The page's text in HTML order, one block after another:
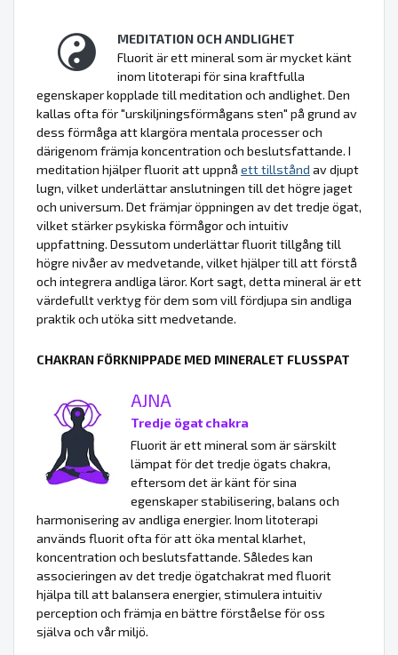
MEDITATION OCH ANDLIGHET
Fluorit är ett mineral som är mycket känt
inom litoterapi för sina kraftfulla
egenskaper kopplade till meditation och andlighet. Den
kallas ofta för "urskiljningsförmågans sten" på grund av
dess förmåga att klargöra mentala processer och
därigenom främja koncentration och beslutsfattande. I
meditation hjälper fluorit att uppnå ett tillstånd av djupt
lugn, vilket underlättar anslutningen till det högre jaget
och universum. Det främjar öppningen av det tredje ögat,
vilket stärker psykiska förmågor och intuitiv
uppfattning. Dessutom underlättar fluorit tillgång till
högre nivåer av medvetande, vilket hjälper till att förstå
och integrera andliga läror. Kort sagt, detta mineral är ett
värdefullt verktyg för dem som vill fördjupa sin andliga
praktik och utöka sitt medvetande.
CHAKRAN FÖRKNIPPADE MED MINERALET FLUSSPAT
AJNA
Tredje ögat chakra
Fluorit är ett mineral som är särskilt
lämpat för det tredje ögats chakra,
eftersom det är känt för sina
egenskaper stabilisering, balans och
harmonisering av andliga energier. Inom litoterapi
används fluorit ofta för att öka mental klarhet,
koncentration och beslutsfattande. Således kan
associeringen av det tredje ögatchakrat med fluorit
hjälpa till att balansera energier, stimulera intuitiv
perception och främja en bättre förståelse för oss
själva och vår miljö.